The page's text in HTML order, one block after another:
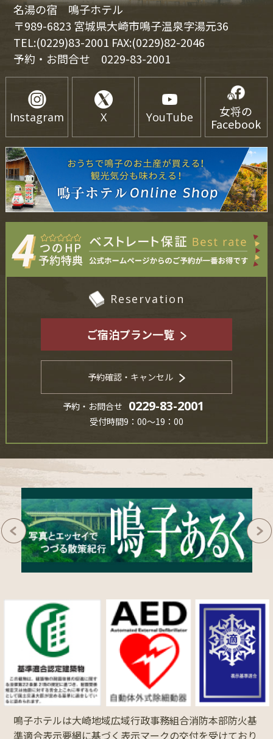
名湯の宿 鳴子ホテル
〒989-6823 宮城県大崎市鳴子温泉字湯元36
TEL:(0229)83-2001 FAX:(0229)82-2046
予約・お問合せ 0229-83-2001
Instagram X YouTube
女将の
Facebook
Reservation
ご宿泊プラン一覧
予約確認・キャンセル
予約・お問合せ 0229-83-2001
受付時間9：00～19：00
鳴子ホテルは大崎地域広域行政事務組合消防本部防火基
準適合表示要網に基づく表示マークの交付を受けており